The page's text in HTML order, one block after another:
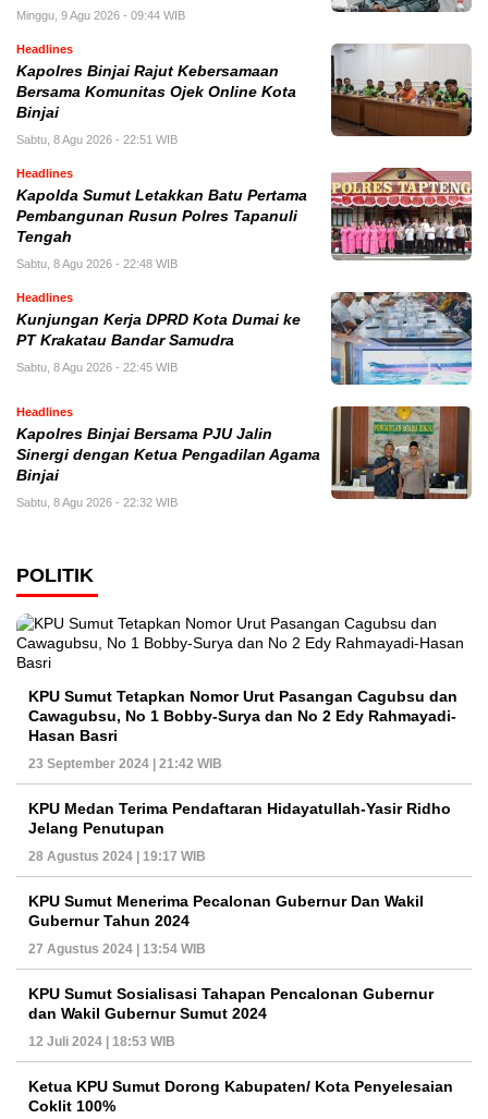
Minggu, 9 Agu 2026 - 09:44 WIB
Headlines
Kapolres Binjai Rajut Kebersamaan
Bersama Komunitas Ojek Online Kota
Binjai
Sabtu, 8 Agu 2026 - 22:51 WIB
Headlines
Kapolda Sumut Letakkan Batu Pertama
Pembangunan Rusun Polres Tapanuli
Tengah
Sabtu, 8 Agu 2026 - 22:48 WIB
Headlines
Kunjungan Kerja DPRD Kota Dumai ke
PT Krakatau Bandar Samudra
Sabtu, 8 Agu 2026 - 22:45 WIB
Headlines
Kapolres Binjai Bersama PJU Jalin
Sinergi dengan Ketua Pengadilan Agama
Binjai
Sabtu, 8 Agu 2026 - 22:32 WIB
POLITIK
KPU Sumut Tetapkan Nomor Urut Pasangan Cagubsu dan
Cawagubsu, No 1 Bobby-Surya dan No 2 Edy Rahmayadi-
Hasan Basri
23 September 2024 | 21:42 WIB
KPU Medan Terima Pendaftaran Hidayatullah-Yasir Ridho
Jelang Penutupan
28 Agustus 2024 | 19:17 WIB
KPU Sumut Menerima Pecalonan Gubernur Dan Wakil
Gubernur Tahun 2024
27 Agustus 2024 | 13:54 WIB
KPU Sumut Sosialisasi Tahapan Pencalonan Gubernur
dan Wakil Gubernur Sumut 2024
12 Juli 2024 | 18:53 WIB
Ketua KPU Sumut Dorong Kabupaten/ Kota Penyelesaian
Coklit 100%